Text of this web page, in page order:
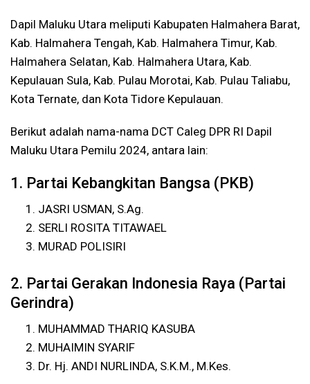
Dapil Maluku Utara meliputi Kabupaten Halmahera Barat,
Kab. Halmahera Tengah, Kab. Halmahera Timur, Kab.
Halmahera Selatan, Kab. Halmahera Utara, Kab.
Kepulauan Sula, Kab. Pulau Morotai, Kab. Pulau Taliabu,
Kota Ternate, dan Kota Tidore Kepulauan.
Berikut adalah nama-nama DCT Caleg DPR RI Dapil
Maluku Utara Pemilu 2024, antara lain:
1. Partai Kebangkitan Bangsa (PKB)
JASRI USMAN, S.Ag.
SERLI ROSITA TITAWAEL
MURAD POLISIRI
2. Partai Gerakan Indonesia Raya (Partai
Gerindra)
MUHAMMAD THARIQ KASUBA
MUHAIMIN SYARIF
Dr. Hj. ANDI NURLINDA, S.K.M., M.Kes.